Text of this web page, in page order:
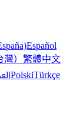
Español
） 繁體中文
PolskiTürkçe